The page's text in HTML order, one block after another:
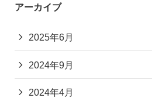
アーカイブ
2025年6月
2024年9月
2024年4月